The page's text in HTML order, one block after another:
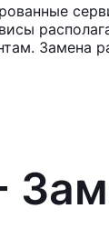
Замена